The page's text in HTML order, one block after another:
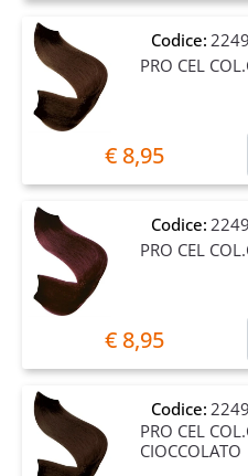
Codice:
PRO CEL
€ 8,95
Codice:
PRO CEL
€ 8,95
Codice:
PRO CEL
CIOCCOLATO